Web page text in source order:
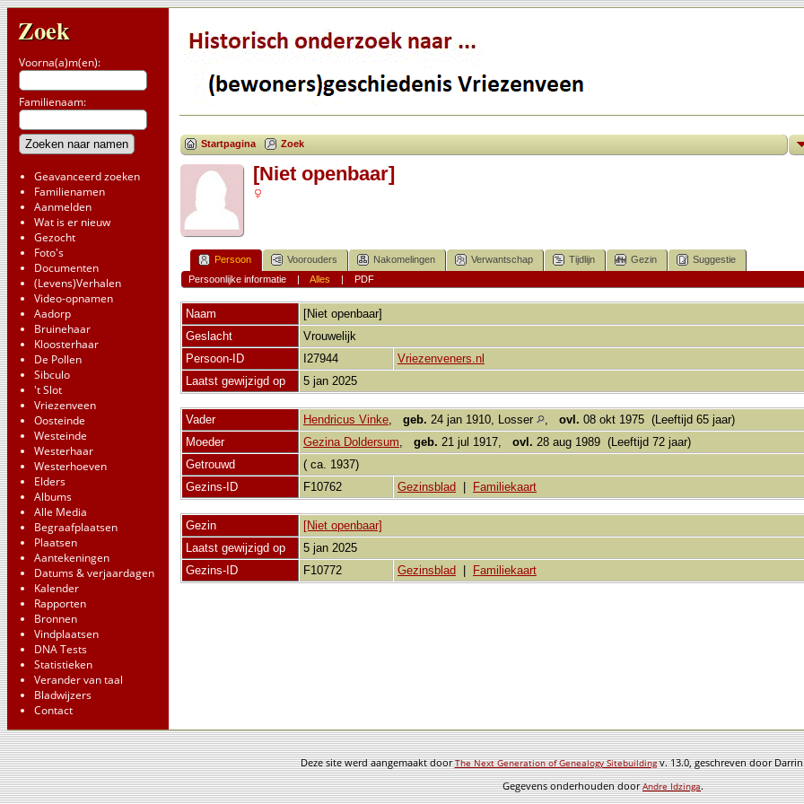
Zoek
Voorna(a)m(en):
Familienaam:
Geavanceerd zoeken
Familienamen
Aanmelden
Wat is er nieuw
Gezocht
Foto's
Documenten
(Levens)Verhalen
Video-opnamen
Aadorp
Bruinehaar
Kloosterhaar
De Pollen
Sibculo
't Slot
Vriezenveen
Oosteinde
Westeinde
Westerhaar
Westerhoeven
Elders
Albums
Alle Media
Begraafplaatsen
Plaatsen
Aantekeningen
Datums & verjaardagen
Kalender
Rapporten
Bronnen
Vindplaatsen
DNA Tests
Statistieken
Verander van taal
Bladwijzers
Contact
Startpagina Zoek
[Niet openbaar]
Persoon Voorouders Nakomelingen Verwantschap Tijdlijn Gezin
Suggestie
Persoonlijke informatie| Alles | PDF
Naam
[Niet openbaar]
Geslacht
Vrouwelijk
Persoon-ID
I27944
Vriezenveners.nl
Laatst gewijzigd op
5 jan 2025
Vader Hendricus Vinke, geb. 24 jan 1910, Losser , ovl. 08 okt 1975 (Leeftijd 65 jaar)
Moeder
Gezina Doldersum, geb. 21 jul 1917, ovl. 28 aug 1989 (Leeftijd 72 jaar)
Getrouwd
( ca. 1937)
Gezins-ID
F10762 Gezinsblad Familiekaart
Gezin
[Niet openbaar]
Laatst gewijzigd op
5 jan 2025
Gezins-ID
F10772 Gezinsblad Familiekaart
Deze site werd aangemaakt doorThe Next Generation of Genealogy Sitebuildingv. 13.0, geschreven door
Gegevens onderhouden doorAndre Idzinga.